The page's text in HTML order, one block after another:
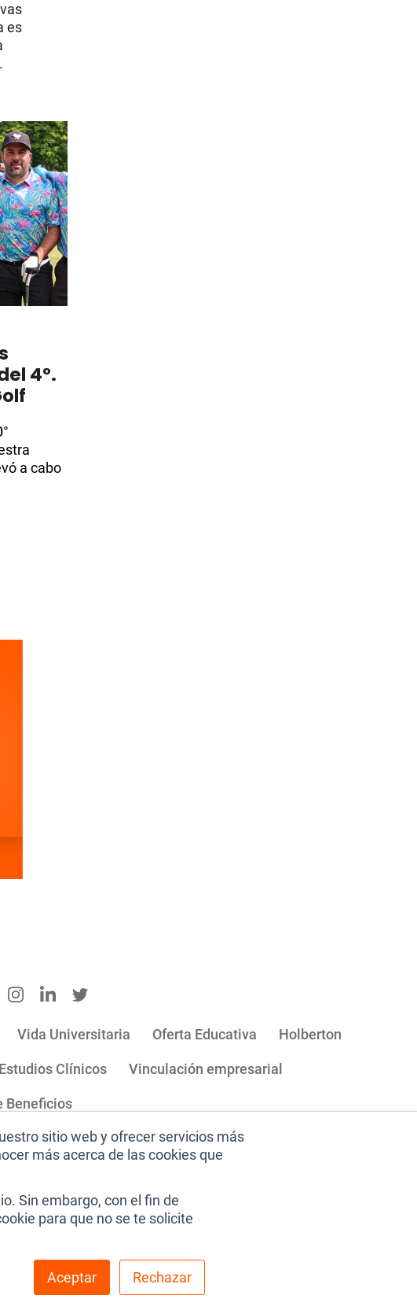
sitio web y ofrecer servicios más
más acerca de las cookies que
Sin embargo, con el fin de
para que no se te solicite
Aceptar Rechazar
es
4°.
a cabo
Vida Universitaria Oferta Educativa Holberton
Clínicos Vinculación empresarial
Beneficios
Términos y condiciones de uso